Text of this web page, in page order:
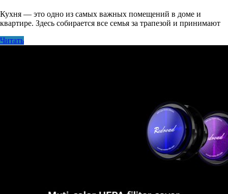
Кухня — это одно из самых важных помещений в доме и
квартире. Здесь собирается все семья за трапезой и принимают
Читать